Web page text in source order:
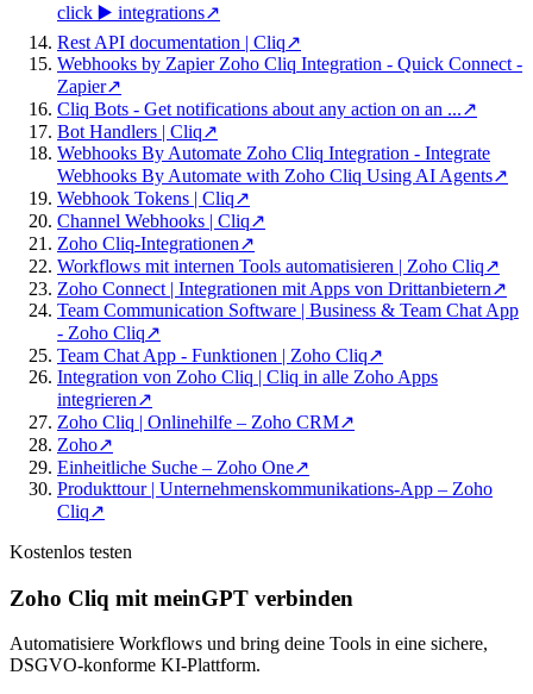
click ▶️ integrations↗
Rest API documentation | Cliq↗
Webhooks by Zapier Zoho Cliq Integration - Quick Connect -
Zapier↗
Cliq Bots - Get notifications about any action on an ...↗
Bot Handlers | Cliq↗
Webhooks By Automate Zoho Cliq Integration - Integrate
Webhooks By Automate with Zoho Cliq Using AI Agents↗
Webhook Tokens | Cliq↗
Channel Webhooks | Cliq↗
Zoho Cliq-Integrationen↗
Workflows mit internen Tools automatisieren | Zoho Cliq↗
Zoho Connect | Integrationen mit Apps von Drittanbietern↗
Team Communication Software | Business & Team Chat App
- Zoho Cliq↗
Team Chat App - Funktionen | Zoho Cliq↗
Integration von Zoho Cliq | Cliq in alle Zoho Apps
integrieren↗
Zoho Cliq | Onlinehilfe – Zoho CRM↗
Zoho↗
Einheitliche Suche – Zoho One↗
Produkttour | Unternehmenskommunikations-App – Zoho
Cliq↗
Kostenlos testen
Zoho Cliq mit meinGPT verbinden
Automatisiere Workflows und bring deine Tools in eine sichere,
DSGVO-konforme KI-Plattform.